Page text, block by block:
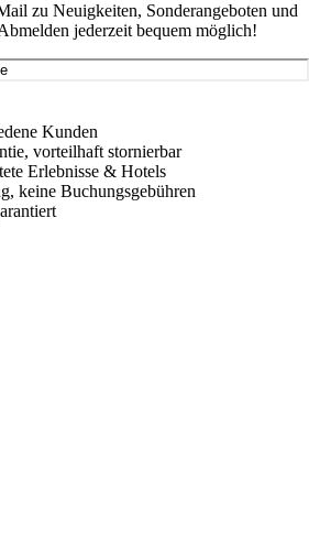
zu Neuigkeiten, Sonderangeboten und
jederzeit bequem möglich!
Kunden
vorteilhaft stornierbar
Erlebnisse & Hotels
keine Buchungsgebühren